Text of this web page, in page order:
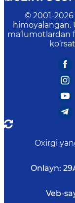
© 2001-2026
himoyalangan.
ma’lumotlardan
Oxirgi
Onlayn: 29
Veb-